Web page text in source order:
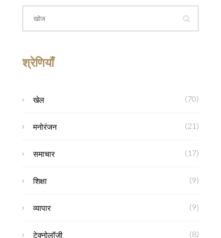
श्रेणियाँ
खेल (70)
मनोरंजन (21)
समाचार (17)
शिक्षा (9)
व्यापार (9)
टेक्नोलॉजी (8)